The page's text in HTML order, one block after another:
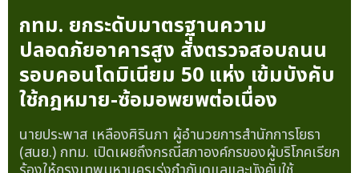
กทม. ยกระดับมาตรฐานความ
ปลอดภัยอาคารสูง สั่งตรวจสอบถนน
รอบคอนโดมิเนียม 50 แห่ง เข้มบังคับ
ใช้กฎหมาย-ซ้อมอพยพต่อเนื่อง
นายประพาส เหลืองศิรินภา ผู้อำนวยการสำนักการโยธา
(สนย.) กทม. เปิดเผยถึงกรณีสภาองค์กรของผู้บริโภคเรียก